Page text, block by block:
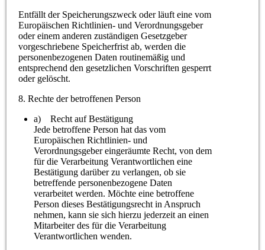
Entfällt der Speicherungszweck oder läuft eine vom
Europäischen Richtlinien- und Verordnungsgeber
oder einem anderen zuständigen Gesetzgeber
vorgeschriebene Speicherfrist ab, werden die
personenbezogenen Daten routinemäßig und
entsprechend den gesetzlichen Vorschriften gesperrt
oder gelöscht.
8. Rechte der betroffenen Person
a) Recht auf Bestätigung
Jede betroffene Person hat das vom
Europäischen Richtlinien- und
Verordnungsgeber eingeräumte Recht, von dem
für die Verarbeitung Verantwortlichen eine
Bestätigung darüber zu verlangen, ob sie
betreffende personenbezogene Daten
verarbeitet werden. Möchte eine betroffene
Person dieses Bestätigungsrecht in Anspruch
nehmen, kann sie sich hierzu jederzeit an einen
Mitarbeiter des für die Verarbeitung
Verantwortlichen wenden.